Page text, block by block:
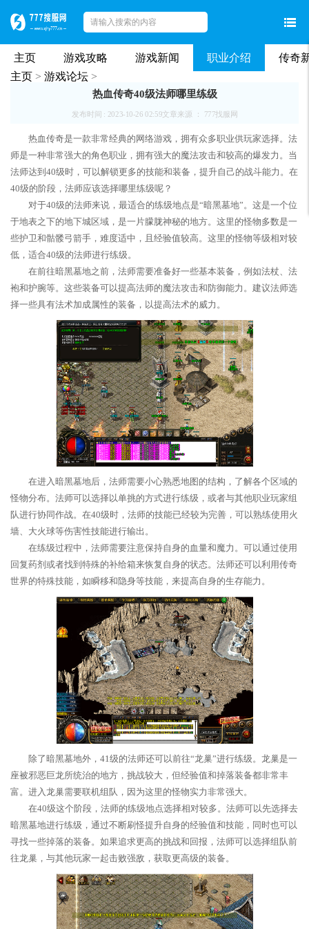
主页 游戏攻略 游戏新闻 职业介绍
传奇
主页 > 游戏论坛 >
热血传奇40级法师哪里练级
发布时间 : 2023-10-26 02:59文章来源 ： 777找服网
热血传奇是一款非常经典的网络游戏，拥有众多职业供玩家选择。法
师是一种非常强大的角色职业，拥有强大的魔法攻击和较高的爆发力。当
法师达到40级时，可以解锁更多的技能和装备，提升自己的战斗能力。在
40级的阶段，法师应该选择哪里练级呢？
对于40级的法师来说，最适合的练级地点是“暗黑墓地”。这是一个位
于地表之下的地下城区域，是一片朦胧神秘的地方。这里的怪物多数是一
些护卫和骷髅弓箭手，难度适中，且经验值较高。这里的怪物等级相对较
低，适合40级的法师进行练级。
在前往暗黑墓地之前，法师需要准备好一些基本装备，例如法杖、法
袍和护腕等。这些装备可以提高法师的魔法攻击和防御能力。建议法师选
择一些具有法术加成属性的装备，以提高法术的威力。
在进入暗黑墓地后，法师需要小心熟悉地图的结构，了解各个区域的
怪物分布。法师可以选择以单挑的方式进行练级，或者与其他职业玩家组
队进行协同作战。在40级时，法师的技能已经较为完善，可以熟练使用火
墙、大火球等伤害性技能进行输出。
在练级过程中，法师需要注意保持自身的血量和魔力。可以通过使用
回复药剂或者找到特殊的补给箱来恢复自身的状态。法师还可以利用传奇
世界的特殊技能，如瞬移和隐身等技能，来提高自身的生存能力。
除了暗黑墓地外，41级的法师还可以前往“龙巢”进行练级。龙巢是一
座被邪恶巨龙所统治的地方，挑战较大，但经验值和掉落装备都非常丰
富。进入龙巢需要联机组队，因为这里的怪物实力非常强大。
在40级这个阶段，法师的练级地点选择相对较多。法师可以先选择去
暗黑墓地进行练级，通过不断刷怪提升自身的经验值和技能，同时也可以
寻找一些掉落的装备。如果追求更高的挑战和回报，法师可以选择组队前
往龙巢，与其他玩家一起击败强敌，获取更高级的装备。